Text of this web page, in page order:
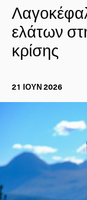
ελάτων
κρίσης
21 ΙΟΥΝ 2026